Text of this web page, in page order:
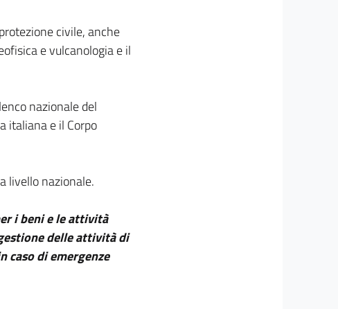
civile, anche
e vulcanologia e il
nazionale del
italiana e il Corpo
livello nazionale.
i beni e le attività
delle attività di
caso di emergenze